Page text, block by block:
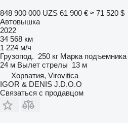
848 900 000 UZS 61 900 € ≈ 71 520 $
Автовышка
2022
34 568 км
1 224 м/ч
Грузопод. 250 кг Марка подъемника
24 м Вылет стрелы 13 м
Хорватия, Virovitica
IGOR & DENIS J.D.O.O
Связаться с продавцом